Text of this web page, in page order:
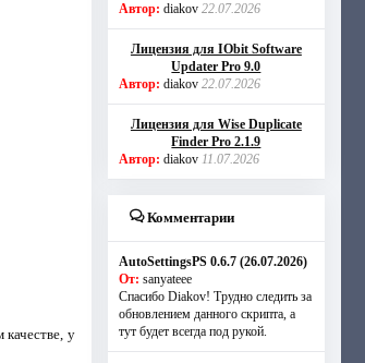
у
Автор: diakov 22.07.2026
Лицензия для IObit Software
Updater Pro 9.0
Автор: diakov 22.07.2026
Лицензия для Wise Duplicate
Finder Pro 2.1.9
Автор: diakov 11.07.2026
Комментарии
AutoSettingsPS 0.6.7 (26.07.2026)
От: sanyateee
Спасибо Diakov! Трудно следить за
обновлением данного скрипта, а
тут будет всегда под рукой.